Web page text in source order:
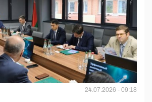
24.07.2026 - 09:18